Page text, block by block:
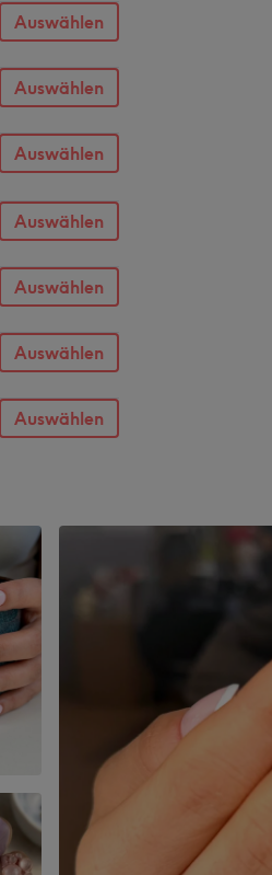
Auswählen
Auswählen
Auswählen
Auswählen
Auswählen
Auswählen
Auswählen